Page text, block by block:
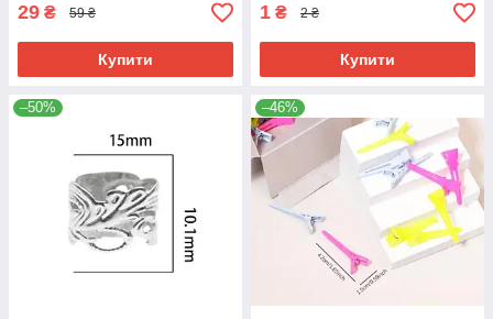
29 ₴ 59 ₴
Купити
1 ₴ 2 ₴
Купити
–50% –46%